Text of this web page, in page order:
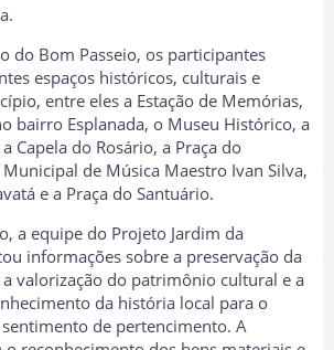
do Bom Passeio, os participantes
espaços históricos, culturais e
entre eles a Estação de Memórias,
bairro Esplanada, o Museu Histórico, a
Capela do Rosário, a Praça do
Municipal de Música Maestro Ivan Silva,
e a Praça do Santuário.
a equipe do Projeto Jardim da
informações sobre a preservação da
valorização do patrimônio cultural e a
da história local para o
de pertencimento. A